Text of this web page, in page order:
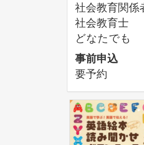
社会教育関係
社会教育士
どなたでも
事前申込
要予約